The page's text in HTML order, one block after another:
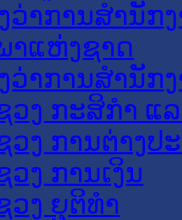
ວ່າການສໍານັກ
າແຫ່ງຊາດ
ວ່າການສຳນັກ
ວງ ກະສິກຳ ແ
ວງ ການຕ່າງປ
ວງ ການເງິນ
ວງ ຍຸຕິທໍາ